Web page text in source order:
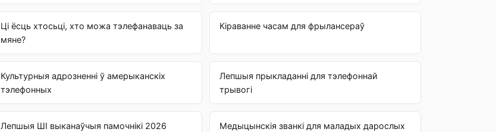
Ці ёсць хтосьці, хто можа тэлефанаваць за
мяне?
Кіраванне часам для фрылансераў
Культурныя адрозненні ў амерыканскіх
тэлефонных
Лепшыя прыкладанні для тэлефоннай
трывогі
Лепшыя ШІ выканаўчыя памочнікі 2026 Медыцынскія званкі для маладых дарослых